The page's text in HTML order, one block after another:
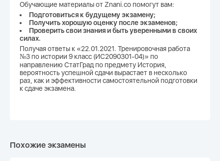
Обучающие материалы от Znani.co помогут вам:
Подготовиться к будущему экзамену;
Получить хорошую оценку после экзаменов;
Проверить свои знания и быть уверенными в своих
силах.
Получая ответы к «22.01.2021. Тренировочная работа
№3 по истории 9 класс (ИС2090301-04)» по
направлению СтатГрад по предмету История,
вероятность успешной сдачи вырастает в несколько
раз, как и эффективности самостоятельной подготовки
к сдаче экзамена.
Похожие экзамены